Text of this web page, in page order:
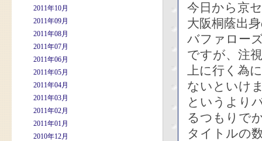
2011年10月
2011年09月
2011年08月
2011年07月
2011年06月
2011年05月
2011年04月
2011年03月
2011年02月
2011年01月
2010年12月
今日から京
大阪桐蔭出
バファロー
ですが、注
上に行く為
ないといけ
というより
るつもりで
タイトルの